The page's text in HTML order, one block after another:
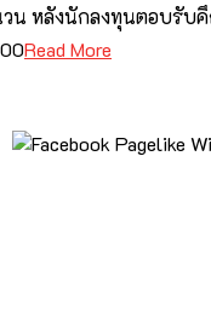
หลังนักลงทุนตอบรับ
Read More